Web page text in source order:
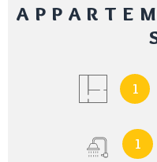
1
1